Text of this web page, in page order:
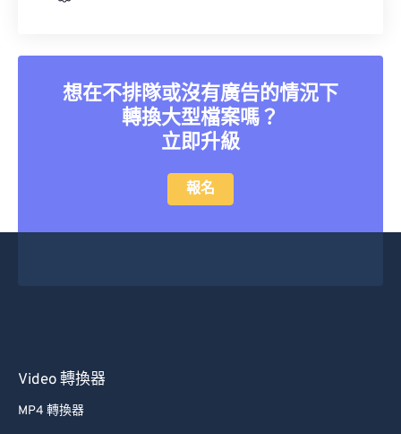
想在不排隊或沒有廣告的情況下
轉換大型檔案嗎？
立即升級
報名
Video 轉換器
MP4 轉換器